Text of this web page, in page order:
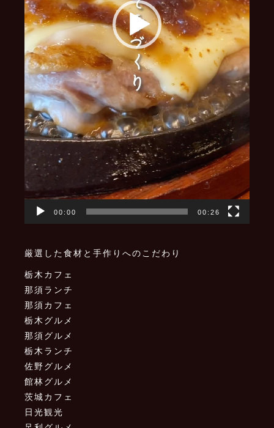
00:00 00:26
厳選した食材と手作りへのこだわり
栃木カフェ
那須ランチ
那須カフェ
栃木グルメ
那須グルメ
栃木ランチ
佐野グルメ
館林グルメ
茨城カフェ
日光観光